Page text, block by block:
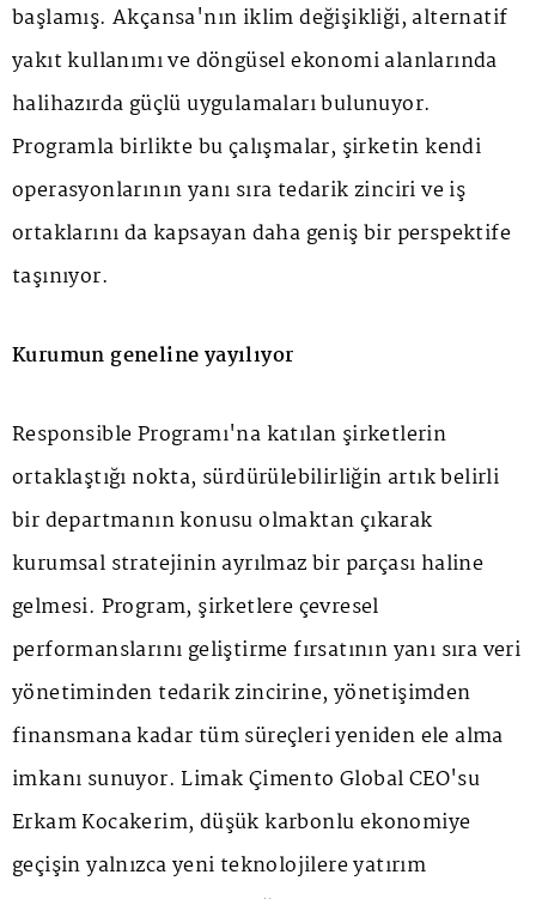
başlamış. Akçansa'nın iklim değişikliği, alternatif
yakıt kullanımı ve döngüsel ekonomi alanlarında
halihazırda güçlü uygulamaları bulunuyor.
Programla birlikte bu çalışmalar, şirketin kendi
operasyonlarının yanı sıra tedarik zinciri ve iş
ortaklarını da kapsayan daha geniş bir perspektife
taşınıyor.
Kurumun geneline yayılıyor
Responsible Programı'na katılan şirketlerin
ortaklaştığı nokta, sürdürülebilirliğin artık belirli
bir departmanın konusu olmaktan çıkarak
kurumsal stratejinin ayrılmaz bir parçası haline
gelmesi. Program, şirketlere çevresel
performanslarını geliştirme fırsatının yanı sıra veri
yönetiminden tedarik zincirine, yönetişimden
finansmana kadar tüm süreçleri yeniden ele alma
imkanı sunuyor. Limak Çimento Global CEO'su
Erkam Kocakerim, düşük karbonlu ekonomiye
geçişin yalnızca yeni teknolojilere yatırım